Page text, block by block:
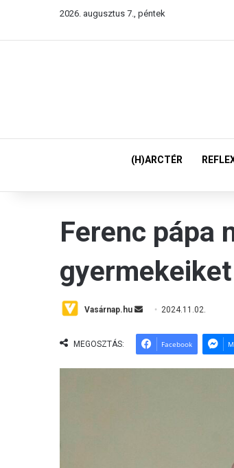
2026. augusztus 7., péntek
(H)ARCTÉR
Ferenc pápa
Vasárnap.hu
Send
email
2024.11.02.
MEGOSZTÁS: Facebook